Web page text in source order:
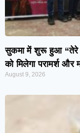
सुकमा में शुरू हुआ “तेरे
को मिलेगा परामर्श और
August 9, 2026